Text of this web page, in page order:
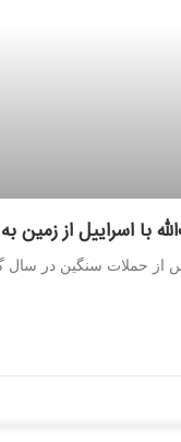
با اسراییل از
از حملات سنگین در سال